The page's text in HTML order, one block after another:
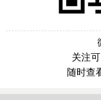
关注
随时查